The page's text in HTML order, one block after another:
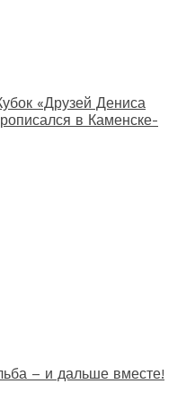
«Друзей Дениса
в Каменске-
– и дальше вместе!